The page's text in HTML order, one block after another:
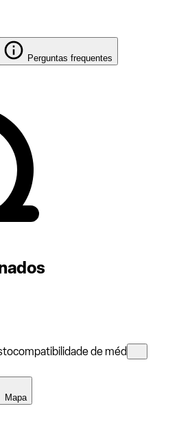
Perguntas frequentes
de méd
Mapa